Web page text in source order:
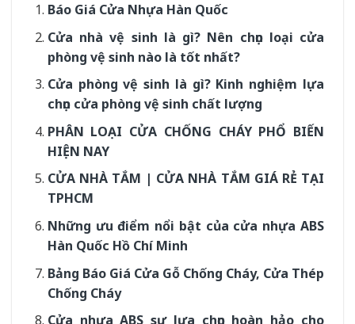
Báo Giá Cửa Nhựa Hàn Quốc
Cửa nhà vệ sinh là gì? Nên chọn loại cửa
phòng vệ sinh nào là tốt nhất?
Cửa phòng vệ sinh là gì? Kinh nghiệm lựa
chọn cửa phòng vệ sinh chất lượng
PHÂN LOẠI CỬA CHỐNG CHÁY PHỔ BIẾN
HIỆN NAY
CỬA NHÀ TẮM | CỬA NHÀ TẮM GIÁ RẺ TẠI
TPHCM
Những ưu điểm nổi bật của cửa nhựa ABS
Hàn Quốc Hồ Chí Minh
Bảng Báo Giá Cửa Gỗ Chống Cháy, Cửa Thép
Chống Cháy
Cửa nhựa ABS sự lựa chọn hoàn hảo cho